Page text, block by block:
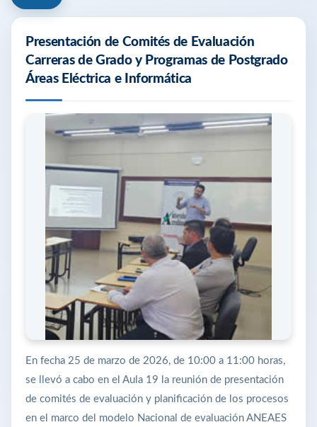
Presentación de Comités de Evaluación
Carreras de Grado y Programas de Postgrado
Áreas Eléctrica e Informática
En fecha 25 de marzo de 2026, de 10:00 a 11:00 horas,
se llevó a cabo en el Aula 19 la reunión de presentación
de comités de evaluación y planificación de los procesos
en el marco del modelo Nacional de evaluación ANEAES